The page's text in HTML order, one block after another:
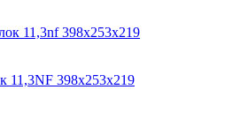
11,3NF 398х253х219